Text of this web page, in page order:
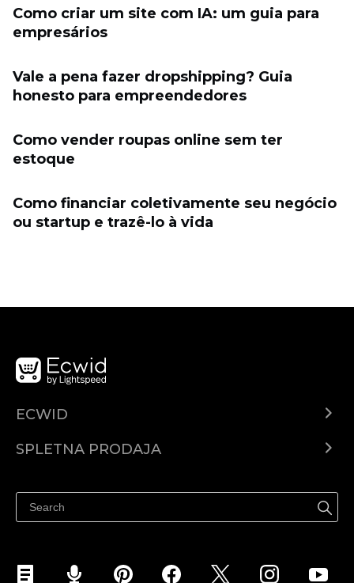
Como criar um site com IA: um guia para
empresários
Vale a pena fazer dropshipping? Guia
honesto para empreendedores
Como vender roupas online sem ter
estoque
Como financiar coletivamente seu negócio
ou startup e trazê-lo à vida
ECWID
SPLETNA PRODAJA
Prodaja na Instagramu